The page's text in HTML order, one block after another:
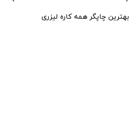
بهترین چاپگر همه کاره لیزری